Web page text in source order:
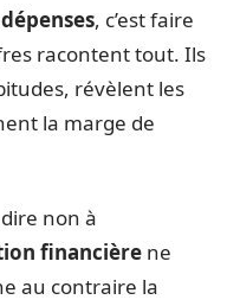
dépenses, c’est faire
racontent tout. Ils
révèlent les
la marge de
non à
financière ne
au contraire la